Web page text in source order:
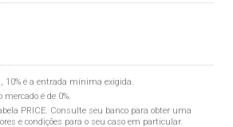
10% é a entrada mínima exigida.
é de 0%.
PRICE. Consulte seu banco para obter uma
e condições para o seu caso em particular.